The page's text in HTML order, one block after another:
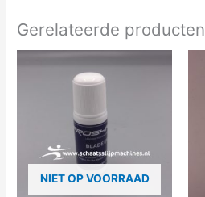
Gerelateerde producten
NIET OP VOORRAAD